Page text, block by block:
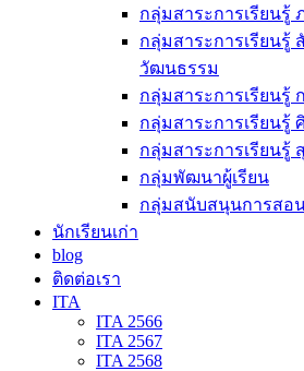
กลุ่มสาระการเรียนรู้
กลุ่มสาระการเรียนรู้
วัฒนธรรม
กลุ่มสาระการเรียนรู้
กลุ่มสาระการเรียนรู้
กลุ่มสาระการเรียนรู้
กลุ่มพัฒนาผู้เรียน
กลุ่มสนับสนุนการสอ
นักเรียนเก่า
blog
ติดต่อเรา
ITA
ITA 2566
ITA 2567
ITA 2568